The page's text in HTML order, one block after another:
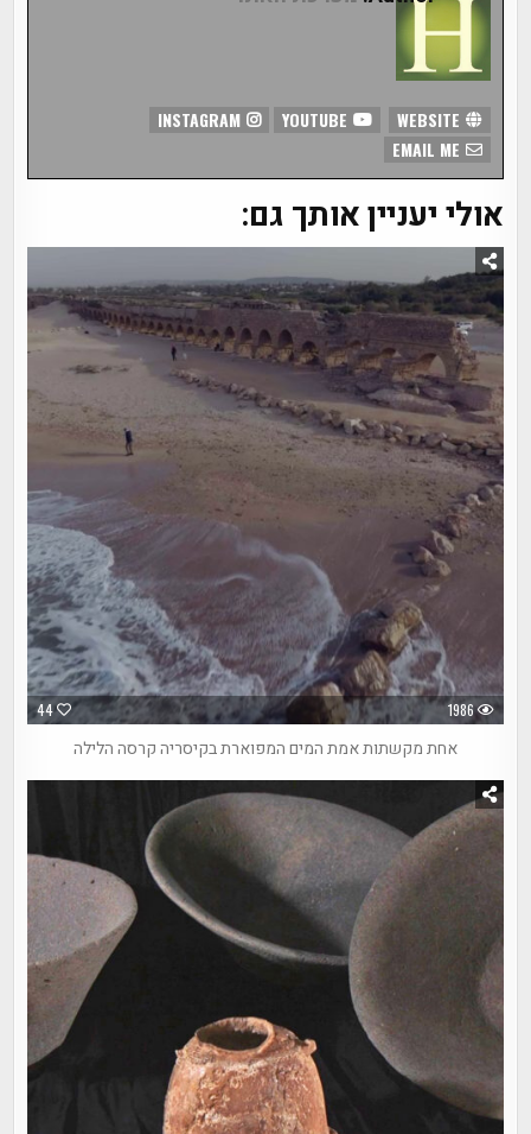
INSTAGRAM
אולי יעניין אותך גם:
44 1986
אחת מקשתות אמת המים המפוארת בקיסריה קרסה הלילה